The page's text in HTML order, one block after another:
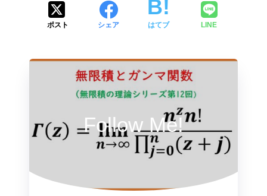
ポスト シェア はてブ LINE
Follow Me!